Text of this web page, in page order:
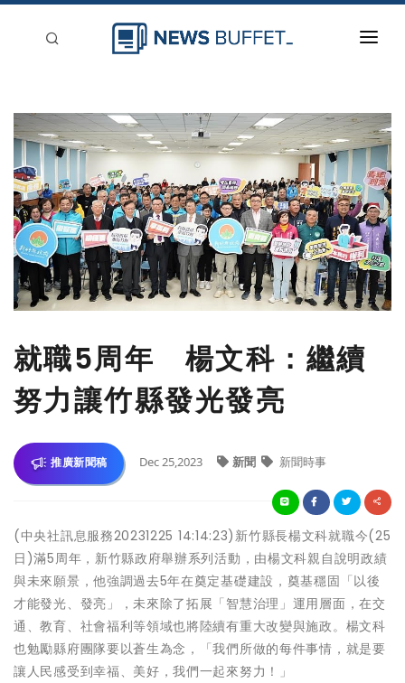
新聞稿分類
登入
刊登
就職5周年 楊文科：繼續
努力讓竹縣發光發亮
推廣新聞稿 Dec 25,2023 新聞 新聞時事
(中央社訊息服務20231225 14:14:23)新竹縣長楊文科就職今(25
日)滿5周年，新竹縣政府舉辦系列活動，由楊文科親自說明政績
與未來願景，他強調過去5年在奠定基礎建設，奠基穩固「以後
才能發光、發亮」，未來除了拓展「智慧治理」運用層面，在交
通、教育、社會福利等領域也將陸續有重大改變與施政。楊文科
也勉勵縣府團隊要以蒼生為念，「我們所做的每件事情，就是要
讓人民感受到幸福、美好，我們一起來努力！」